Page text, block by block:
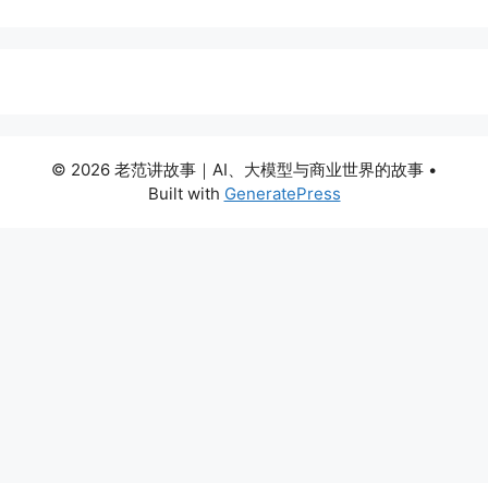
© 2026 老范讲故事｜AI、大模型与商业世界的故事 •
Built with GeneratePress